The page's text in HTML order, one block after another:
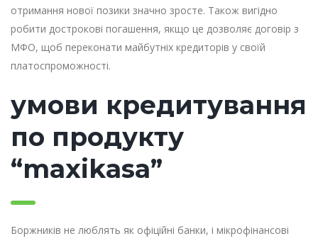
отримання нової позики значно зросте. Також вигідно
робити дострокові погашення, якщо це дозволяє договір з
МФО, щоб переконати майбутніх кредиторів у своїй
платоспроможності.
умови кредитування
по продукту
“maxikasa”
Боржників не люблять як офіційні банки, і мікрофінансові